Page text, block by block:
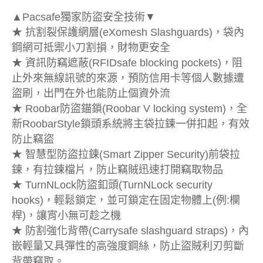
▲Pacsafe獨家防盜安全技術▼
★ 抗割裂保護網層(eXomesh Slashguards)，袋內
鋼網可抵禦小刀割損，財物更安全
★ 資訊防竊遮蔽(RFIDsafe blocking pockets)，阻
止外來無線訊號的來源，預防信用卡等個人數據遭
盜刷，出門在外也能防止個資外流
★ Roobar防盜錨鎖(Roobar V locking system)，全
新RoobarStyle鎖頭系統將主袋拉鍊一併扣起，有效
防止竊盜
★ 智慧型防盜拉鍊(Smart Zipper Security)前袋拉
鍊，有拉鍊檔片，防止竊賊迅速打開竊取物品
★ TurnNLock防盜釦頭(TurnNLock security
hooks)，輕鬆鎖定，並可鎖定在固定物體上(例:欄
桿)，讓宵小無可趁之機
★ 防割強化背帶(Carrysafe slashguard straps)，內
嵌輕量又具彈性的高強度鋼絲，防止盜賊利刃剪斷